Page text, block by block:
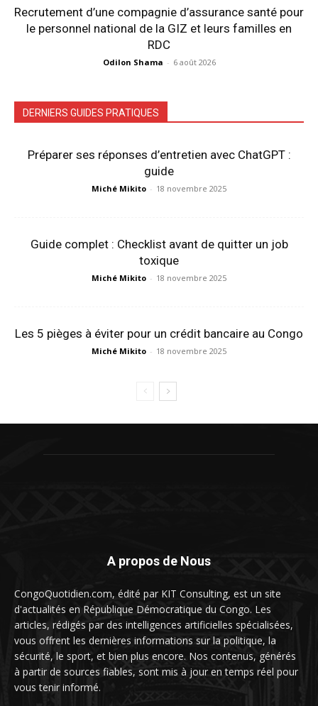
Recrutement d’une compagnie d’assurance santé pour
le personnel national de la GIZ et leurs familles en
RDC
Odilon Shama - 6 août 2026
DERNIERS GUIDES PRATIQUES
Préparer ses réponses d’entretien avec ChatGPT :
guide
Miché Mikito - 18 novembre 2025
Guide complet : Checklist avant de quitter un job
toxique
Miché Mikito - 18 novembre 2025
Les 5 pièges à éviter pour un crédit bancaire au Congo
Miché Mikito - 18 novembre 2025
A propos de Nous
CongoQuotidien.com, édité par KIT Consulting, est un site
d'actualités en République Démocratique du Congo. Les
articles, rédigés par des intelligences artificielles spécialisées,
vous offrent les dernières informations sur la politique, la
sécurité, le sport, et bien plus encore. Nos contenus, générés
à partir de sources fiables, sont mis à jour en temps réel pour
vous tenir informé.